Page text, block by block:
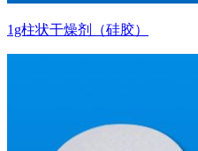
1g柱状干燥剂（硅胶）